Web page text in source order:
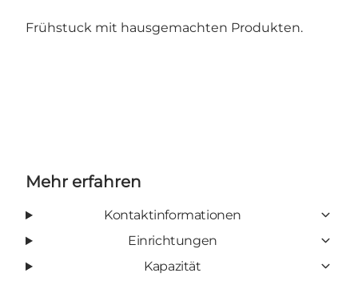
Frühstuck mit hausgemachten Produkten.
Mehr erfahren
Kontaktinformationen
Einrichtungen
Kapazität